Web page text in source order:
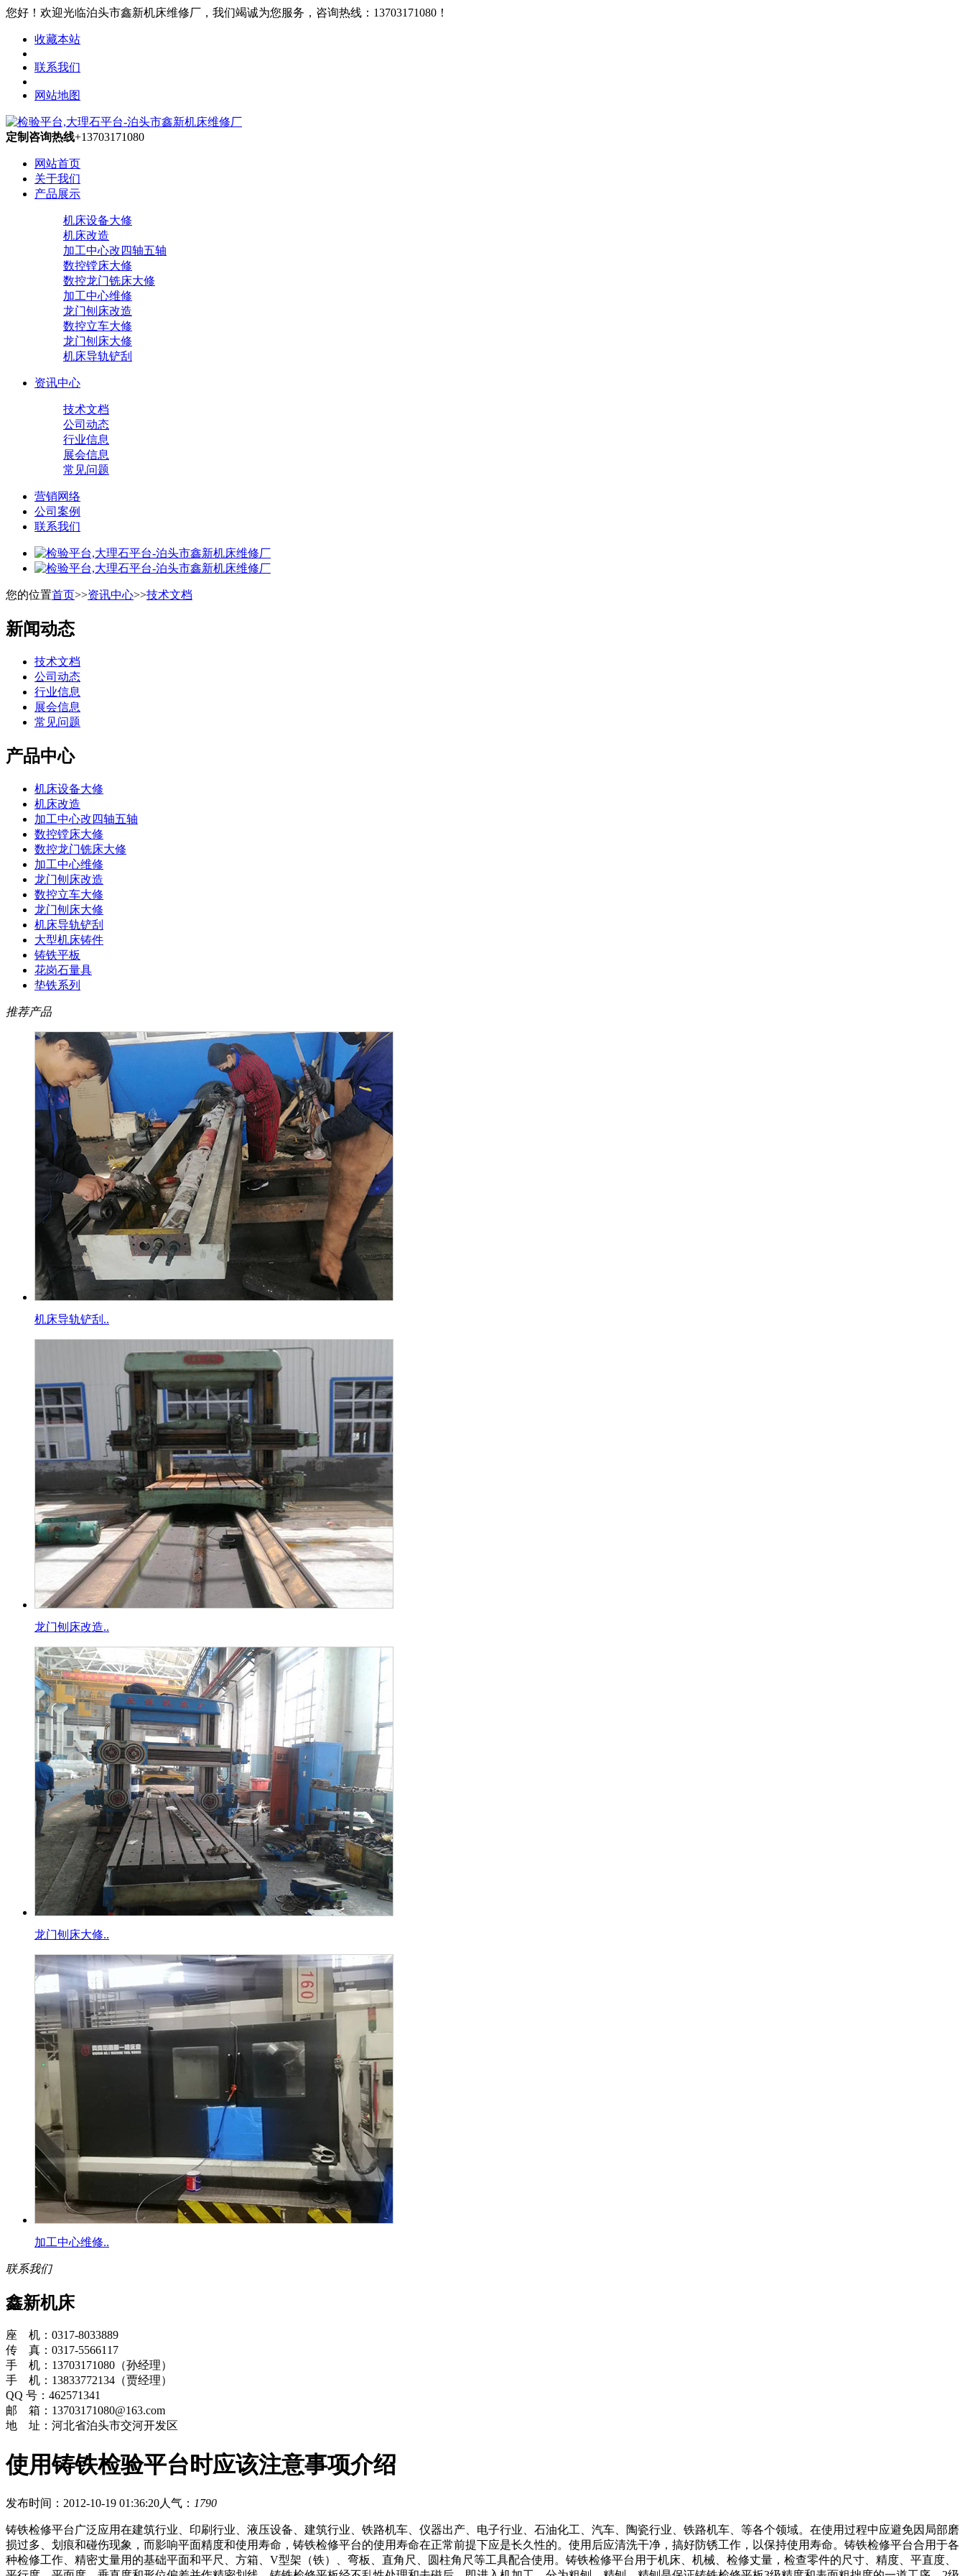
您好！欢迎光临泊头市鑫新机床维修厂，我们竭诚为您服务，咨询热线：13703171080！
收藏本站
联系我们
网站地图
定制咨询热线+13703171080
网站首页
关于我们
产品展示
机床设备大修
机床改造
加工中心改四轴五轴
数控镗床大修
数控龙门铣床大修
加工中心维修
龙门刨床改造
数控立车大修
龙门刨床大修
机床导轨铲刮
资讯中心
技术文档
公司动态
行业信息
展会信息
常见问题
营销网络
公司案例
联系我们
您的位置首页>>资讯中心>>技术文档
新闻动态
技术文档
公司动态
行业信息
展会信息
常见问题
产品中心
机床设备大修
机床改造
加工中心改四轴五轴
数控镗床大修
数控龙门铣床大修
加工中心维修
龙门刨床改造
数控立车大修
龙门刨床大修
机床导轨铲刮
大型机床铸件
铸铁平板
花岗石量具
垫铁系列
推荐产品
机床导轨铲刮..
龙门刨床改造..
龙门刨床大修..
加工中心维修..
联系我们
鑫新机床
座 机：0317-8033889
传 真：0317-5566117
手 机：13703171080（孙经理）
手 机：13833772134（贾经理）
QQ 号：462571341
邮 箱：13703171080@163.com
地 址：河北省泊头市交河开发区
使用铸铁检验平台时应该注意事项介绍
发布时间：2012-10-19 01:36:20人气： 1790
铸铁检修平台广泛应用在建筑行业、印刷行业、液压设备、建筑行业、铁路机车、仪器出产、电子行业、石油化工、汽车、陶瓷行业、铁路机车、等各个领域。在使用过程中应避免因局部磨
损过多、划痕和碰伤现象，而影响平面精度和使用寿命，铸铁检修平台的使用寿命在正常前提下应是长久性的。使用后应清洗干净，搞好防锈工作，以保持使用寿命。铸铁检修平台合用于各
种检修工作、精密丈量用的基础平面和平尺、方箱、V型架（铁）、弯板、直角尺、圆柱角尺等工具配合使用。铸铁检修平台用于机床、机械、检修丈量，检查零件的尺寸、精度、平直度、